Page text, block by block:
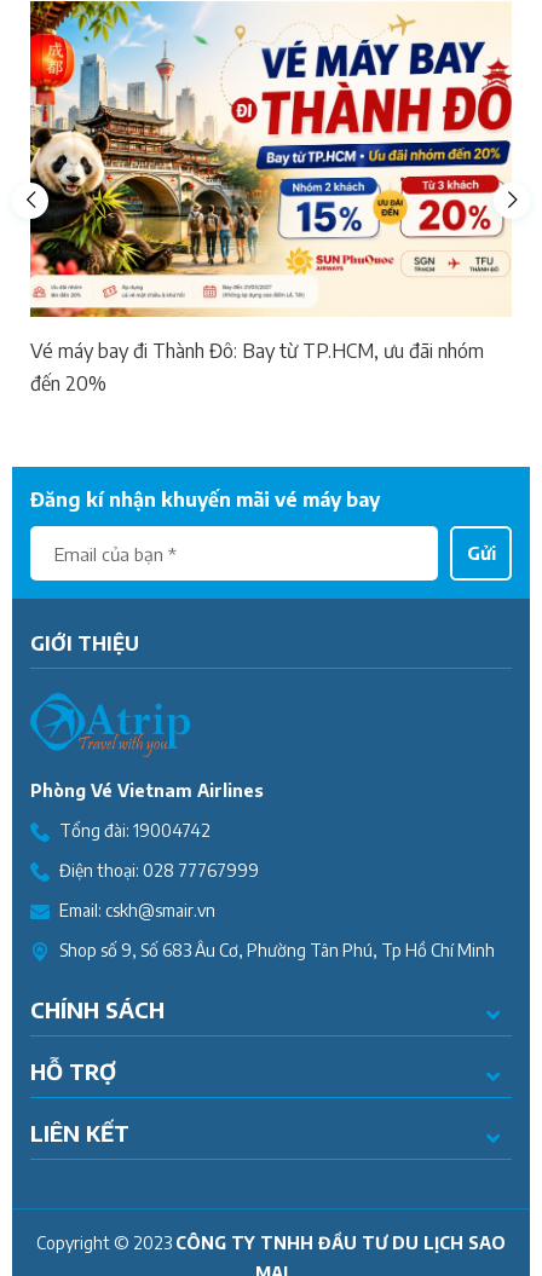
Vé máy bay đi Thành Đô: Bay từ TP.HCM, ưu đãi nhóm
đến 20%
Đăng kí nhận khuyến mãi vé máy bay
Gửi
GIỚI THIỆU
Phòng Vé Vietnam Airlines
Tổng đài: 19004742
Điện thoại: 028 77767999
Email: cskh@smair.vn
Shop số 9, Số 683 Âu Cơ, Phường Tân Phú, Tp Hồ Chí Minh
CHÍNH SÁCH
HỖ TRỢ
LIÊN KẾT
Copyright © 2023 CÔNG TY TNHH ĐẦU TƯ DU LỊCH SAO